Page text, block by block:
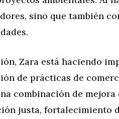
sino que también
Zara está haciendo
de prácticas de
combinación de
justa, fortalecimiento